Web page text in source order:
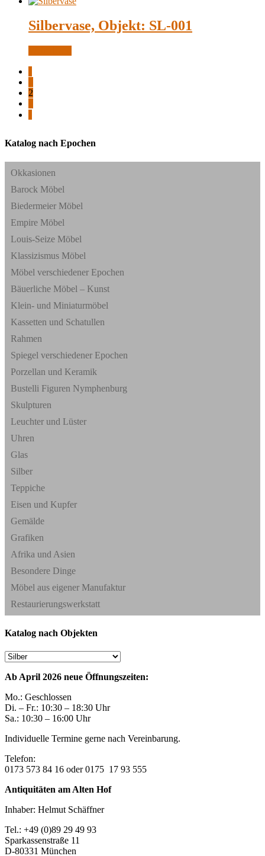
Silbervase, Objekt: SL-001
2
Katalog nach Epochen
Okkasionen
Barock Möbel
Biedermeier Möbel
Empire Möbel
Louis-Seize Möbel
Klassizismus Möbel
Möbel verschiedener Epochen
Bäuerliche Möbel – Kunst
Klein- und Miniaturmöbel
Kassetten und Schatullen
Rahmen
Spiegel verschiedener Epochen
Porzellan und Keramik
Bustelli Figuren Nymphenburg
Skulpturen
Leuchter und Lüster
Uhren
Glas
Silber
Teppiche
Eisen und Kupfer
Gemälde
Grafiken
Afrika und Asien
Besondere Dinge
Möbel aus eigener Manufaktur
Restaurierungswerkstatt
Katalog nach Objekten
Ab April 2026 neue Öffnungszeiten:
Mo.: Geschlossen
Di. – Fr.: 10:30 – 18:30 Uhr
Sa.: 10:30 – 16:00 Uhr
Individuelle Termine gerne nach Vereinbarung.
Telefon:
0173 573 84 16 oder 0175 17 93 555
Antiquitäten am Alten Hof
Inhaber: Helmut Schäffner
Tel.: +49 (0)89 29 49 93
Sparkassenstraße 11
D-80331 München